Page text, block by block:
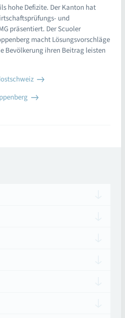
hohe Defizite. Der Kanton hat
und
präsentiert. Der Scuoler
macht Lösungsvorschläge
Bevölkerung ihren Beitrag leisten